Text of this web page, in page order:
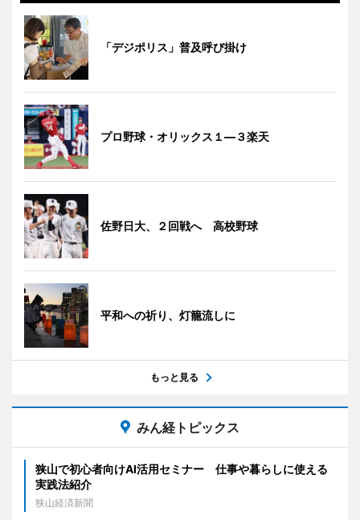
「デジポリス」普及呼び掛け
プロ野球・オリックス１―３楽天
佐野日大、２回戦へ 高校野球
平和への祈り、灯籠流しに
もっと見る
みん経トピックス
狭山で初心者向けAI活用セミナー 仕事や暮らしに使える
実践法紹介
狭山経済新聞